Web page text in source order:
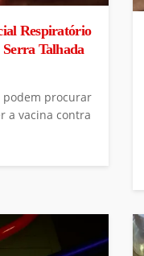
Respiratório
Talhada
podem procurar
a vacina contra